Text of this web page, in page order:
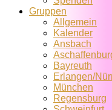
Gruppen
Allgemein
Kalender
Ansbach
Bayreuth
Erlangen/
München
Regensburg